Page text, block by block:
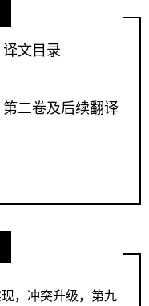
译文目录
第二卷及后续翻译
，冲突升级，第九